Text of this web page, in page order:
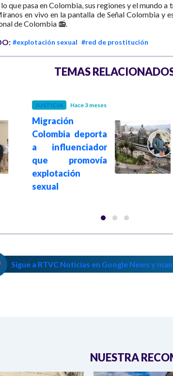
que pasa en Colombia, sus regiones y el mundo a
en vivo en la pantalla de Señal Colombia y
de Colombia 📻.
#explotación sexual #red de prostitución
TEMAS
JUSTICIA Hace 3 meses
Migración
Colombia deporta
a influenciador
que promovía
explotación
sexual
Sigue a RTVC Noticias en Google News y
NUESTRA